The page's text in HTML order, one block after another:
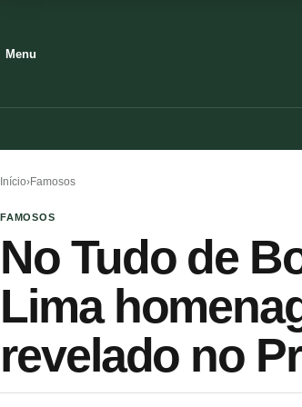
Menu
Início›Famosos
FAMOSOS
No Tudo de
Lima
revelado no